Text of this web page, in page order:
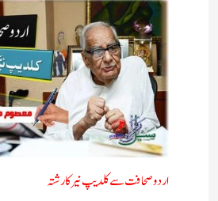
اردو صحافت سے کلدیپ نیر کا رشتہ